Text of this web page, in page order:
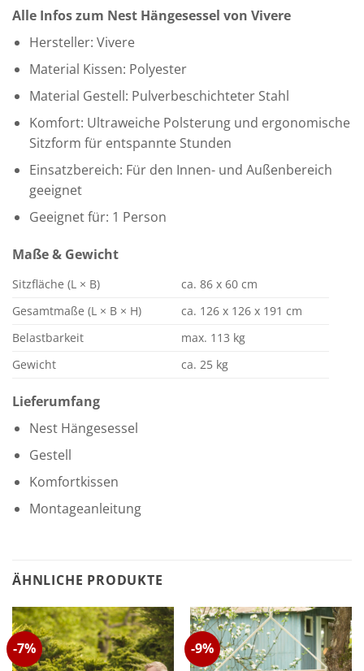
Alle Infos zum Nest Hängesessel von Vivere
Hersteller: Vivere
Material Kissen: Polyester
Material Gestell: Pulverbeschichteter Stahl
Komfort: Ultraweiche Polsterung und ergonomische
Sitzform für entspannte Stunden
Einsatzbereich: Für den Innen- und Außenbereich
geeignet
Geeignet für: 1 Person
Maße & Gewicht
Sitzfläche (L × B)
ca. 86 x 60 cm
Gesamtmaße (L × B × H)
ca. 126 x 126 x 191 cm
Belastbarkeit
max. 113 kg
Gewicht
ca. 25 kg
Lieferumfang
Nest Hängesessel
Gestell
Komfortkissen
Montageanleitung
ÄHNLICHE PRODUKTE
-7% -9%